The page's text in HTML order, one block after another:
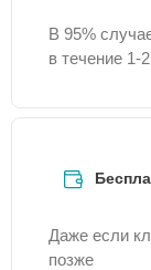
В 95%
в течение 1-
Даже если
позже